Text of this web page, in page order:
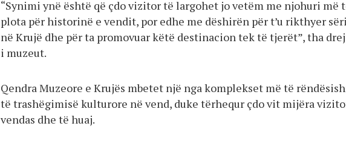
“Synimi ynë është që çdo vizitor të largohet jo vetëm me njohuri më
plota për historinë e vendit, por edhe me dëshirën për t’u rikthyer
në Krujë dhe për ta promovuar këtë destinacion tek të tjerët”, tha
i muzeut.
Qendra Muzeore e Krujës mbetet një nga komplekset më të
të trashëgimisë kulturore në vend, duke tërhequr çdo vit mijëra
vendas dhe të huaj.